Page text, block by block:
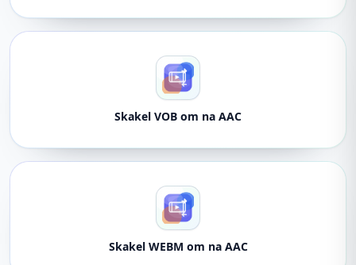
Skakel VOB om na AAC
Skakel WEBM om na AAC